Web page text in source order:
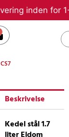
inden for 1-
Beskrivelse
Kedel stål 1.7